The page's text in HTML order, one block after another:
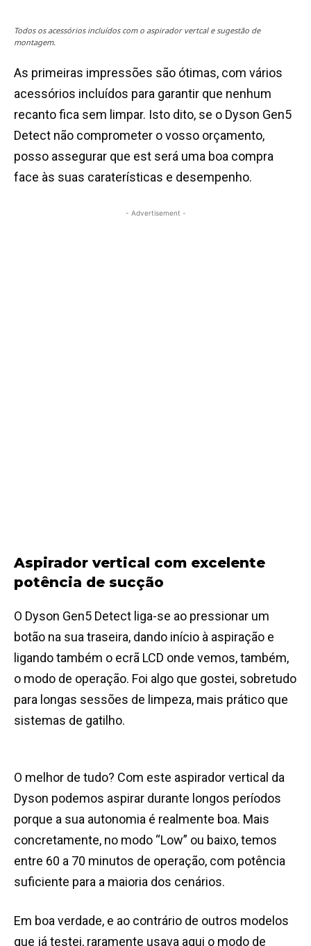
Todos os acessórios incluídos com o aspirador vertcal e sugestão de
montagem.
As primeiras impressões são ótimas, com vários
acessórios incluídos para garantir que nenhum
recanto fica sem limpar. Isto dito, se o Dyson Gen5
Detect não comprometer o vosso orçamento,
posso assegurar que est será uma boa compra
face às suas caraterísticas e desempenho.
- Advertisement -
Aspirador vertical com excelente
potência de sucção
O Dyson Gen5 Detect liga-se ao pressionar um
botão na sua traseira, dando início à aspiração e
ligando também o ecrã LCD onde vemos, também,
o modo de operação. Foi algo que gostei, sobretudo
para longas sessões de limpeza, mais prático que
sistemas de gatilho.
O melhor de tudo? Com este aspirador vertical da
Dyson podemos aspirar durante longos períodos
porque a sua autonomia é realmente boa. Mais
concretamente, no modo “Low” ou baixo, temos
entre 60 a 70 minutos de operação, com potência
suficiente para a maioria dos cenários.
Em boa verdade, e ao contrário de outros modelos
que já testei, raramente usava aqui o modo de